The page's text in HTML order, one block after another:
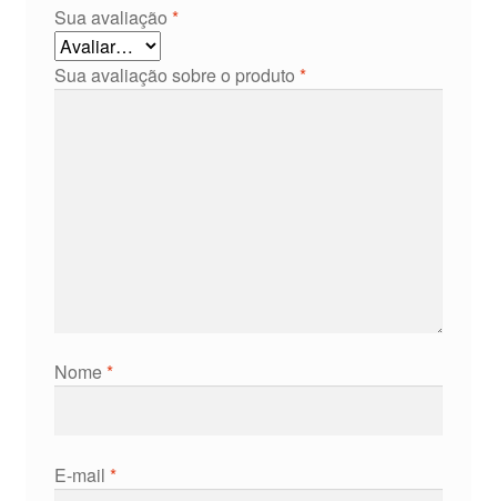
Sua avaliação *
Sua avaliação sobre o produto *
Nome*
E-mail *